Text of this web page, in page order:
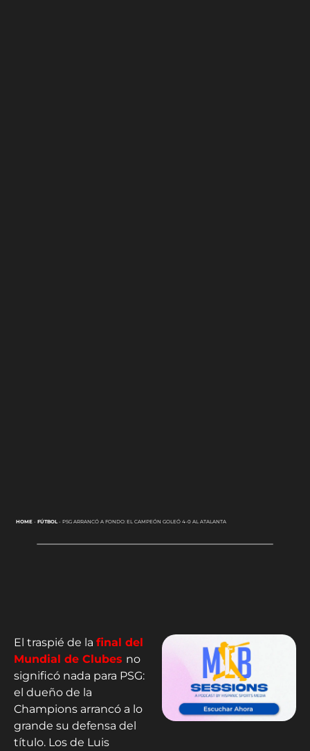
HOME- FÚTBOL- PSG ARRANCÓ A FONDO: EL CAMPEÓN GOLEÓ 4-0 AL ATALANTA
El traspié de la final del
Mundial de Clubes no
significó nada para PSG:
el dueño de la
Champions arrancó a lo
grande su defensa del
título. Los de Luis